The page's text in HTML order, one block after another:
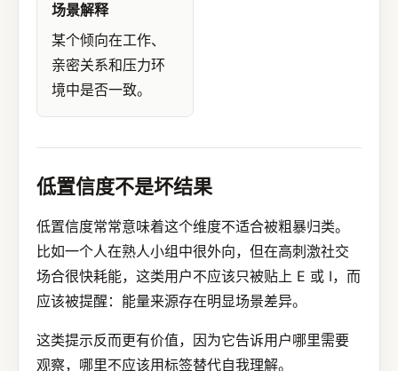
场景解释
某个倾向在工作、
亲密关系和压力环
境中是否一致。
低置信度不是坏结果
低置信度常常意味着这个维度不适合被粗暴归类。
比如一个人在熟人小组中很外向，但在高刺激社交
场合很快耗能，这类用户不应该只被贴上 E 或 I，而
应该被提醒：能量来源存在明显场景差异。
这类提示反而更有价值，因为它告诉用户哪里需要
观察，哪里不应该用标签替代自我理解。